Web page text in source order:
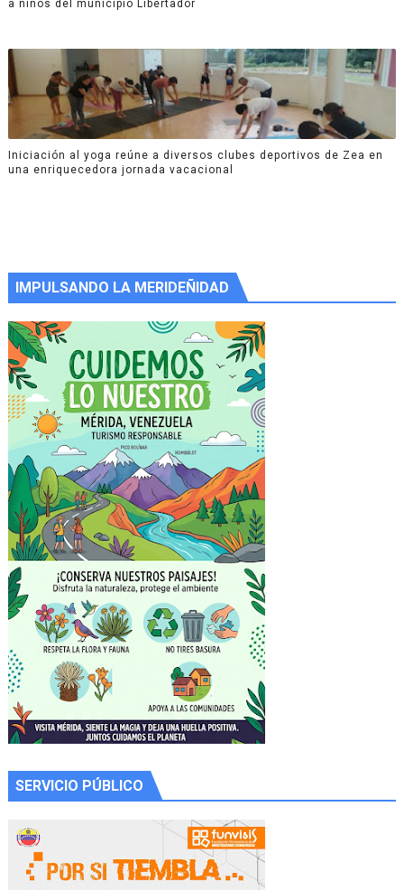
a niños del municipio Libertador
Iniciación al yoga reúne a diversos clubes deportivos de Zea en
una enriquecedora jornada vacacional
IMPULSANDO LA MERIDEÑIDAD
SERVICIO PÚBLICO